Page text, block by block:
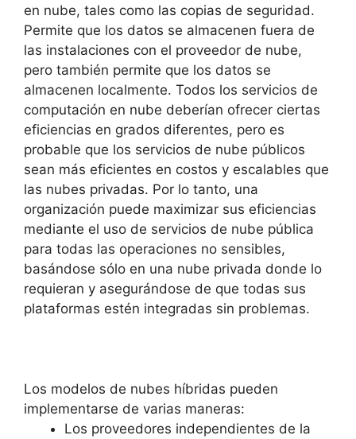
en nube, tales como las copias de seguridad.
Permite que los datos se almacenen fuera de
las instalaciones con el proveedor de nube,
pero también permite que los datos se
almacenen localmente. Todos los servicios de
computación en nube deberían ofrecer ciertas
eficiencias en grados diferentes, pero es
probable que los servicios de nube públicos
sean más eficientes en costos y escalables que
las nubes privadas. Por lo tanto, una
organización puede maximizar sus eficiencias
mediante el uso de servicios de nube pública
para todas las operaciones no sensibles,
basándose sólo en una nube privada donde lo
requieran y asegurándose de que todas sus
plataformas estén integradas sin problemas.
Los modelos de nubes híbridas pueden
implementarse de varias maneras:
Los proveedores independientes de la